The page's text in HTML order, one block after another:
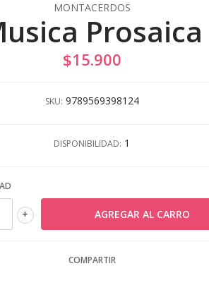
MONTACERDOS
Prosaica
$15.900
SKU: 9789569398124
DISPONIBILIDAD: 1
+
COMPARTIR